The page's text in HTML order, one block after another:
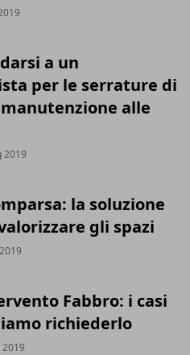
a un
per le serrature di
alle
2019
la soluzione
gli spazi
Fabbro: i casi
richiederlo